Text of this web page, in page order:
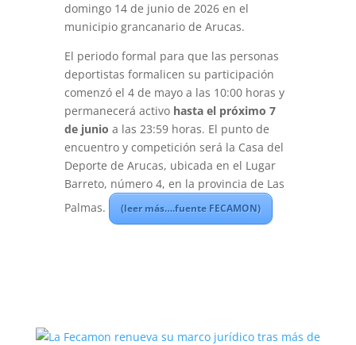
domingo 14 de junio de 2026 en el
municipio grancanario de Arucas.
El periodo formal para que las personas
deportistas formalicen su participación
comenzó el 4 de mayo a las 10:00 horas y
permanecerá activo hasta el próximo 7
de junio a las 23:59 horas. El punto de
encuentro y competición será la Casa del
Deporte de Arucas, ubicada en el Lugar
Barreto, número 4, en la provincia de Las
Palmas.
(leer más….fuente FECAMON)